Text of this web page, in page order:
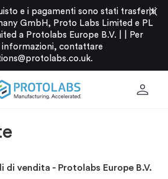
e i pagamenti sono stati trasferiti
GmbH, Proto Labs Limited e PL
a Protolabs Europe B.V. |
Per
informazioni, contattare
.
close
person
di vendita - Protolabs Europe B.V.